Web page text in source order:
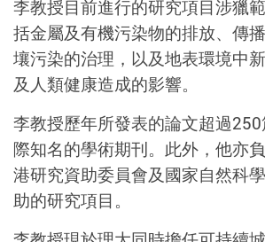
李教授目前進行的研究項目涉獵
括金屬及有機污染物的排放、傳
壤污染的治理，以及地表環境中
及人類健康造成的影響。
李教授歷年所發表的論文超過
際知名的學術期刊。此外，他亦
港研究資助委員會及國家自然科
助的研究項目。